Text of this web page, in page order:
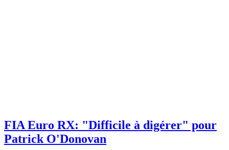
FIA Euro RX: "Difficile à digérer" pour
Patrick O'Donovan